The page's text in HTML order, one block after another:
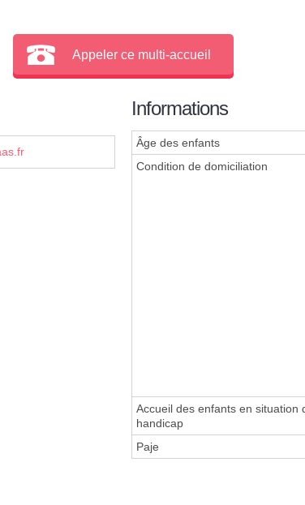
Appeler ce multi-accueil
Informations
Âge des enfants
Condition de domiciliation
Accueil des enfants en situation
handicap
Paje